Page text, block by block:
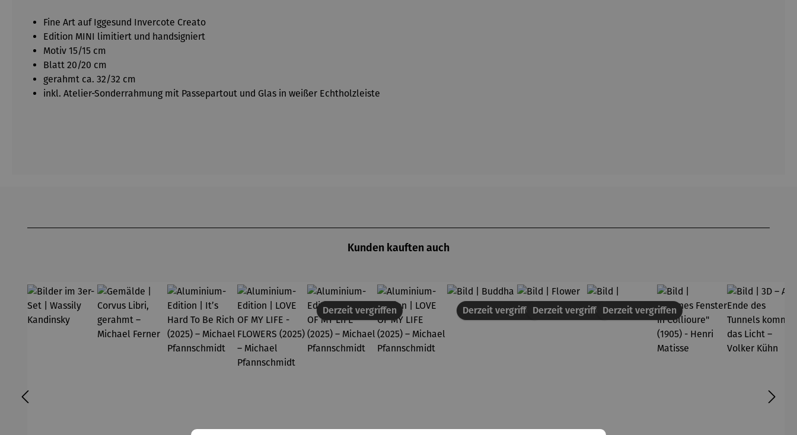
Fine Art auf Iggesund Invercote Creato
Edition MINI limitiert und handsigniert
Motiv 15/15 cm
Blatt 20/20 cm
gerahmt ca. 32/32 cm
inkl. Atelier-Sonderrahmung mit Passepartout und Glas in weißer Echtholzleiste
Kunden kauften auch
Derzeit vergriffen Derzeit vergriffenDerzeit vergriffenDerzeit vergriffen